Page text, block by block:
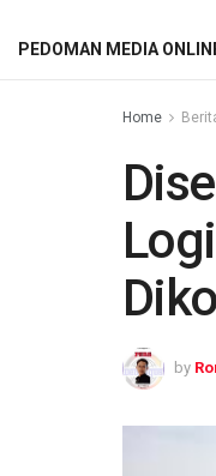
PEDOMAN MEDIA
Home
by